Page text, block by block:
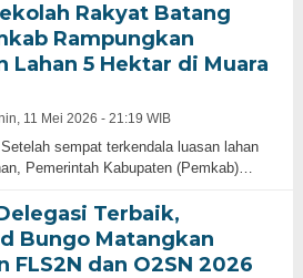
Rakyat Batang
Rampungkan
Lahan 5 Hektar di Muara
11 Mei 2026 - 21:19 WIB
sempat terkendala luasan lahan
Pemerintah Kabupaten (Pemkab)…
Terbaik,
Bungo Matangkan
FLS2N dan O2SN 2026